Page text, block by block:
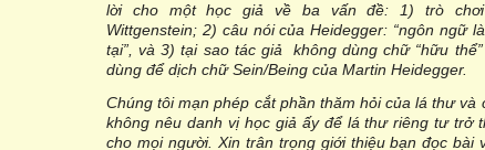
lời cho một học giả về ba vấn đề: 1) trò
Wittgenstein; 2) câu nói của Heidegger: “ngôn ngữ
tại”, và 3) tại sao tác giả không dùng chữ “hữu
dùng để dịch chữ Sein/Being của Martin Heidegger.
Chúng tôi mạn phép cắt phần thăm hỏi của lá thư và
không nêu danh vị học giả ấy để lá thư riêng tư trở
cho mọi người. Xin trân trọng giới thiệu bạn đọc bài